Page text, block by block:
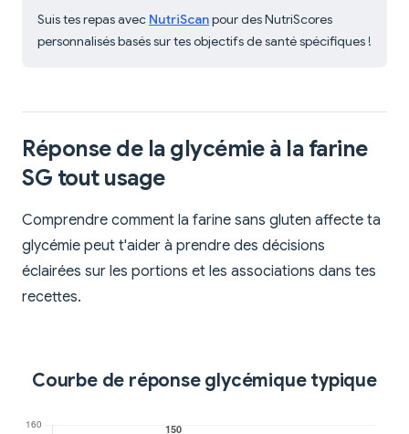
Suis tes repas avec NutriScanpour des NutriScores
personnalisés basés sur tes objectifs de santé spécifiques !
Réponse de la glycémie à la farine
SG tout usage
Comprendre comment la farine sans gluten affecte ta
glycémie peut t'aider à prendre des décisions
éclairées sur les portions et les associations dans tes
recettes.
Courbe de réponse glycémique typique